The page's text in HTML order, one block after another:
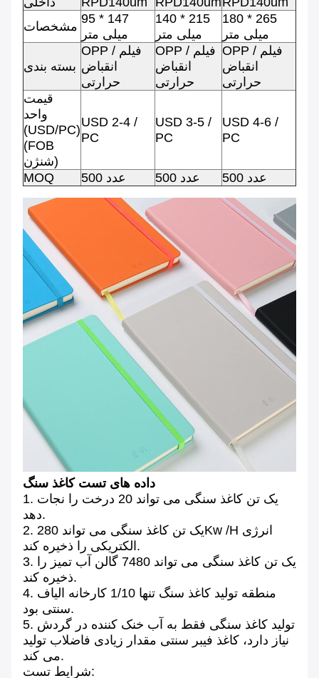
مشخصات
95 * 147
میلی متر
140 * 215
میلی متر
180 * 265
میلی متر
بسته بندی
OPP / فیلم
انقباض
حرارتی
OPP / فیلم
انقباض
حرارتی
OPP / فیلم
انقباض
حرارتی
قیمت
واحد
(USD/PC)
(FOB
شنژن)
USD 2-4 /
PC
USD 3-5 /
PC
USD 4-6 /
PC
MOQ 500 عدد 500 عدد 500 عدد
داده های تست کاغذ سنگ
1. یک تن کاغذ سنگی می تواند 20 درخت را نجات
دهد.
2. یک تن کاغذ سنگی می تواند 280Kw /H انرژی
الکتریکی را ذخیره کند.
3. یک تن کاغذ سنگی می تواند 7480 گالن آب تمیز را
ذخیره کند.
4. منطقه تولید کاغذ سنگ تنها 1/10 کارخانه الیاف
سنتی بود.
5. تولید کاغذ سنگی فقط به آب خنک کننده در گردش
نیاز دارد، کاغذ فیبر سنتی مقدار زیادی فاضلاب تولید
می کند.
شرایط تست: